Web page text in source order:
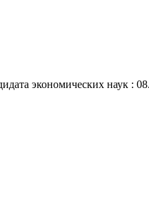
экономических наук :